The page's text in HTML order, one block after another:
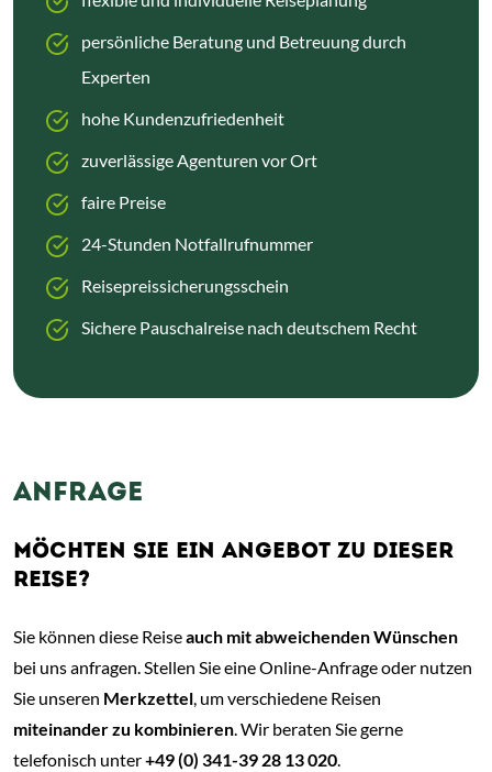
persönliche Beratung und Betreuung durch
Experten
hohe Kundenzufriedenheit
zuverlässige Agenturen vor Ort
faire Preise
24-Stunden Notfallrufnummer
Reisepreissicherungsschein
Sichere Pauschalreise nach deutschem Recht
ANFRAGE
MÖCHTEN SIE EIN ANGEBOT ZU DIESER
REISE?
Sie können diese Reiseauch mit abweichenden Wünschen
bei uns anfragen. Stellen Sie eine Online-Anfrage oder nutzen
Sie unseren Merkzettel, um verschiedene Reisen
miteinander zu kombinieren. Wir beraten Sie gerne
telefonisch unter+49 (0) 341-39 28 13 020.